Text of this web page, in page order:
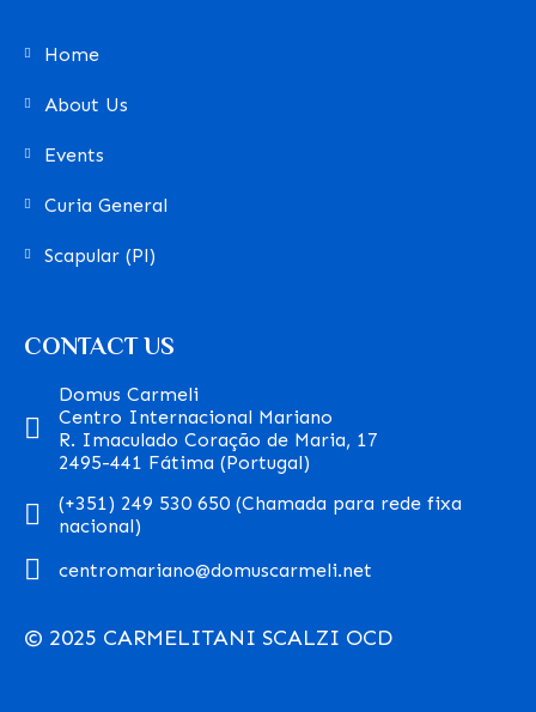
Home
About Us
Events
Curia General
Scapular (Pl)
CONTACT US
Domus Carmeli
Centro Internacional Mariano
R. Imaculado Coração de Maria, 17
2495-441 Fátima (Portugal)
(+351) 249 530 650 (Chamada para rede fixa
nacional)
centromariano@domuscarmeli.net
© 2025 CARMELITANI SCALZI OCD